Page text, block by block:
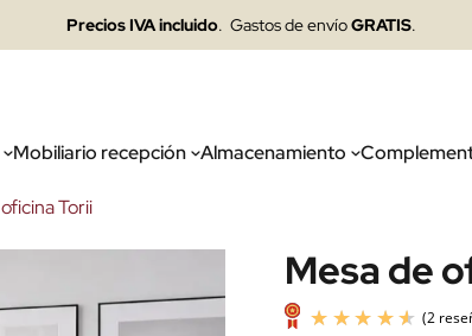
Precios IVA incluido. Gastos de envíoGRATIS.
Mobiliario recepción Almacenamiento
Torii
Mesa de